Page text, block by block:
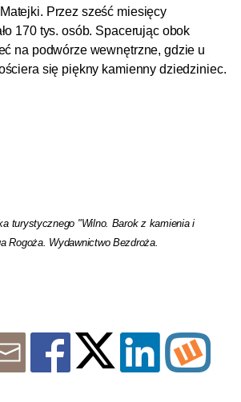
Przez sześć miesięcy
170 tys. osób. Spacerując obok
na podwórze wewnętrzne, gdzie u
się piękny kamienny dziedziniec.
turystycznego "Wilno. Barok z kamienia i
Rogoża. Wydawnictwo Bezdroża.